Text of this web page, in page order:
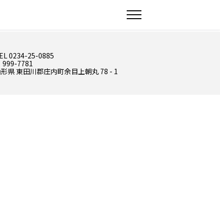
0234-25-0885
999-7781
県 東田川郡庄内町余目上朝丸 78 - 1